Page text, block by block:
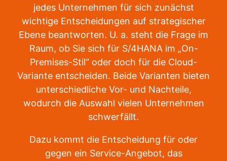
jedes Unternehmen für sich zunächst
wichtige Entscheidungen auf strategischer
Ebene beantworten. U. a. steht die Frage im
Raum, ob Sie sich für S/4HANA im „On-
Premises-Stil“ oder doch für die Cloud-
Variante entscheiden. Beide Varianten bieten
unterschiedliche Vor- und Nachteile,
wodurch die Auswahl vielen Unternehmen
schwerfällt.
Dazu kommt die Entscheidung für oder
gegen ein Service-Angebot, das